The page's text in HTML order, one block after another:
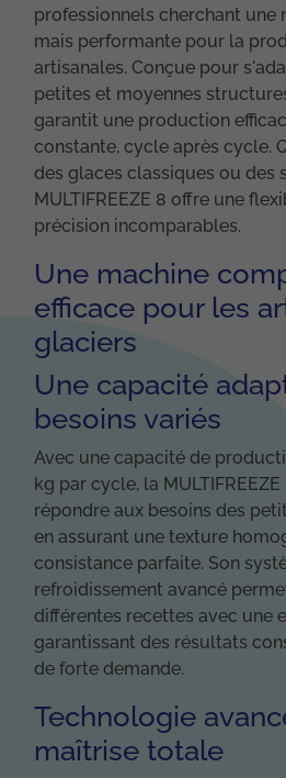
professionnels cherchant une
mais performante pour la
artisanales. Conçue pour
petites et moyennes
garantit une production
constante, cycle après cycle.
des glaces classiques ou des
MULTIFREEZE 8 offre une
précision incomparables.
Une machine
efficace pour les
glaciers
Une capacité
besoins variés
Avec une capacité de
kg par cycle, la
répondre aux besoins des
en assurant une texture
consistance parfaite. Son
refroidissement avancé
différentes recettes avec une
garantissant des résultats
de forte demande.
Technologie
maîtrise totale